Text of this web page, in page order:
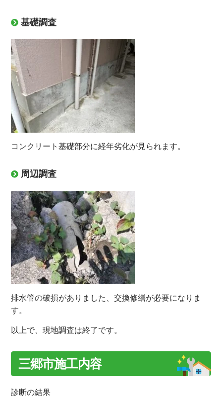
基礎調査
コンクリート基礎部分に経年劣化が見られます。
周辺調査
排水管の破損がありました、交換修繕が必要になりま
す。
以上で、現地調査は終了です。
三郷市施工内容
診断の結果